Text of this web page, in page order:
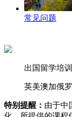
常见问题
出国留学培
英美澳加俄
特别提醒： 由于中